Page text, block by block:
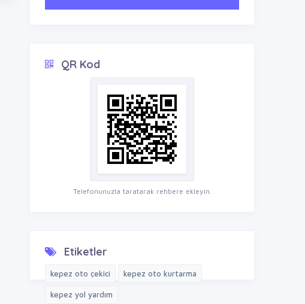
QR Kod
Telefonunuzla taratarak rehbere ekleyin.
Etiketler
kepez oto çekici kepez oto kurtarma
kepez yol yardım